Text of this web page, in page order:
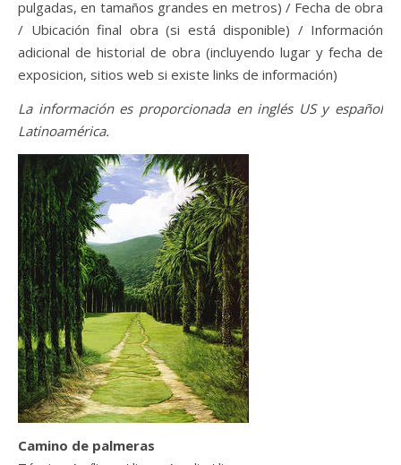
pulgadas, en tamaños grandes en metros) / Fecha de obra
/ Ubicación final obra (si está disponible) / Información
adicional de historial de obra (incluyendo lugar y fecha de
exposicion, sitios web si existe links de información)
La información es proporcionada en inglés US y español
Latinoamérica.
Camino de palmeras